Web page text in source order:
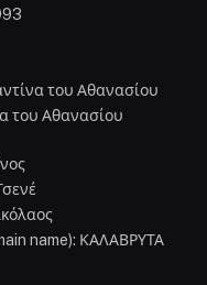
του Αθανασίου
του Αθανασίου
name): ΚΑΛΑΒΡΥΤΑ